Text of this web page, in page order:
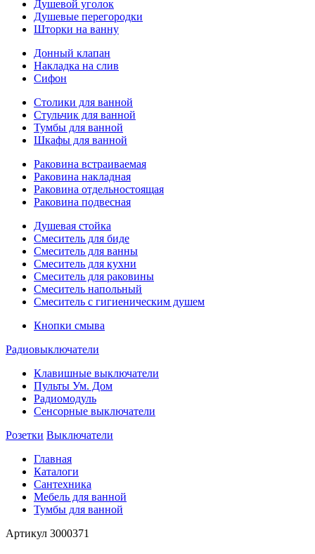
Душевой уголок
Душевые перегородки
Шторки на ванну
Донный клапан
Накладка на слив
Сифон
Столики для ванной
Стульчик для ванной
Тумбы для ванной
Шкафы для ванной
Раковина встраиваемая
Раковина накладная
Раковина отдельностоящая
Раковина подвесная
Душевая стойка
Смеситель для биде
Смеситель для ванны
Смеситель для кухни
Смеситель для раковины
Смеситель напольный
Смеситель с гигиеническим душем
Кнопки смыва
Радиовыключатели
Клавишные выключатели
Пульты Ум. Дом
Радиомодуль
Сенсорные выключатели
Розетки Выключатели
Главная
Каталоги
Сантехника
Мебель для ванной
Тумбы для ванной
Артикул 3000371